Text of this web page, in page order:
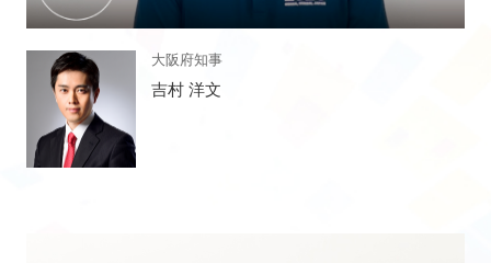
大阪府知事
吉村 洋文